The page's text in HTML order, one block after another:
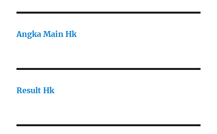
Angka Main Hk
Result Hk